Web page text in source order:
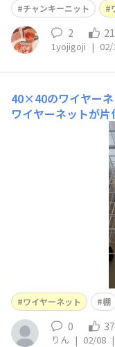
チャンキーニット
2 21
1yojigoji | 02/
40×40のワイヤー
ワイヤーネットが
0？のワイヤーネッ
たんだけど40×40
切れだったからい
ワイヤーネット 棚
0 37
りん | 02/08 |